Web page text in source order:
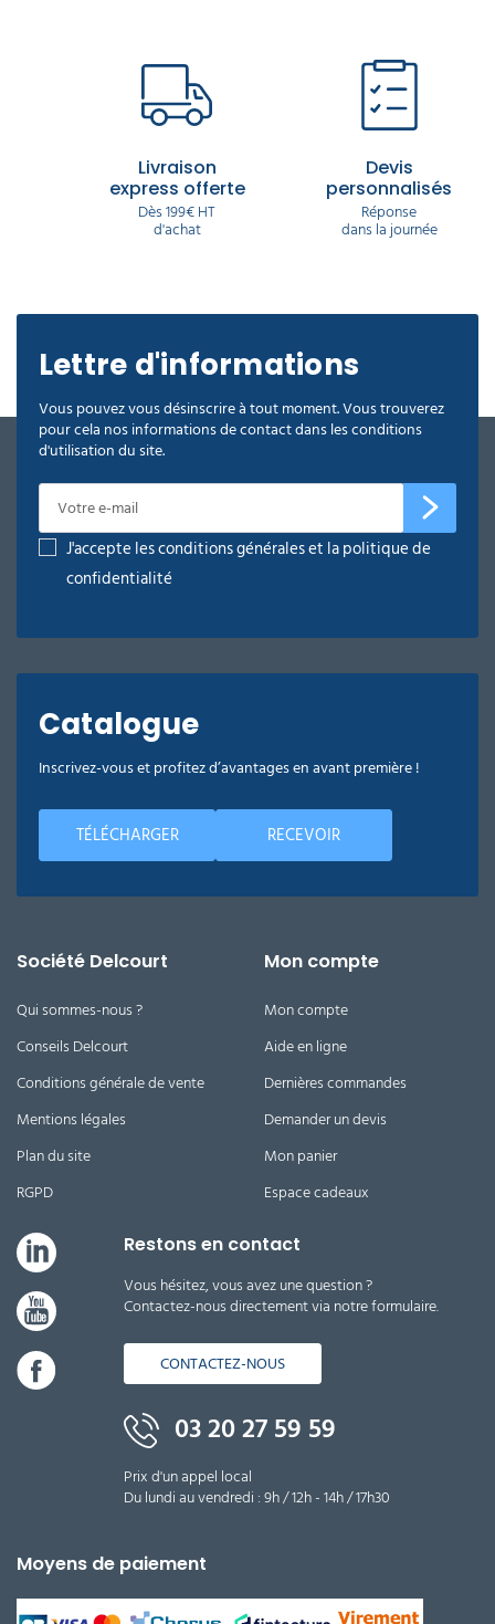
produits sanitaires ?
En choisissant nos produits sanitaires, vous optez
pour des solutions efficaces, écologiques, et
notre gamme et trouvez les détergents,
nettoyants,lingettes nettoyantes désodorisantset
désinfectants qu’il vous faut pour garantir une
hygiène irréprochable, tout en respectant
Livraison
express offerte
Dès 199€ HT
d'achat
Devis
personnalisés
Réponse
dans la journée
Lettre d'informations
Vous pouvez vous désinscrire à tout moment. Vous trouverez
pour cela nos informations de contact dans les conditions
d'utilisation du site.
J'accepte les conditions générales et la politique de
confidentialité
Catalogue
Inscrivez-vous et profitez d’avantages en avant première !
TÉLÉCHARGER RECEVOIR
Société Delcourt
Qui sommes-nous ?
Conseils Delcourt
Conditions générale de vente
Mentions légales
Plan du site
RGPD
Mon compte
Mon compte
Aide en ligne
Dernières commandes
Demander un devis
Mon panier
Espace cadeaux
Restons en contact
Vous hésitez, vous avez une question ?
Contactez-nous directement via notre formulaire.
CONTACTEZ-NOUS
03 20 27 59 59
Prix d'un appel local
Du lundi au vendredi : 9h / 12h - 14h / 17h30
Moyens de paiement